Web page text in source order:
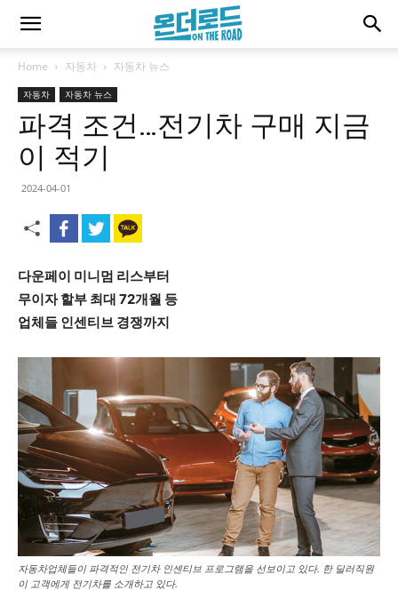
Home 자동차 자동차 뉴스
자동차 자동차 뉴스
파격 조건…전기차 구매 지금
이 적기
2024-04-01
다운페이 미니멈 리스부터
무이자 할부 최대 72개월 등
업체들 인센티브 경쟁까지
자동차업체들이 파격적인 전기차 인센티브 프로그램을 선보이고 있다. 한 딜러직원
이 고객에게 전기차를 소개하고 있다.